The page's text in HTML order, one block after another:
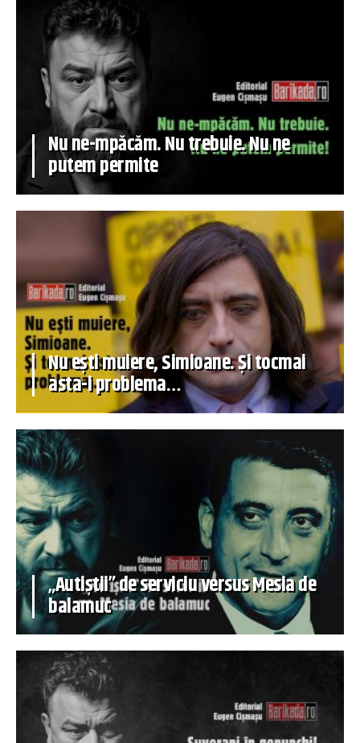
Nu ne-mpăcăm. Nu trebuie. Nu ne
putem permite
Nu ești muiere, Simioane. Și tocmai
asta-i problema…
„Autiștii” de serviciu versus Mesia de
balamuc